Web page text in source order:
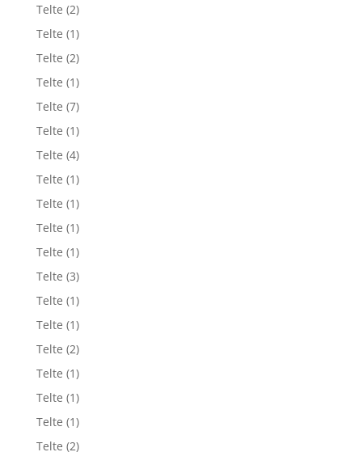
Telte (2)
Telte (1)
Telte (2)
Telte (1)
Telte (7)
Telte (1)
Telte (4)
Telte (1)
Telte (1)
Telte (1)
Telte (1)
Telte (3)
Telte (1)
Telte (1)
Telte (2)
Telte (1)
Telte (1)
Telte (1)
Telte (2)